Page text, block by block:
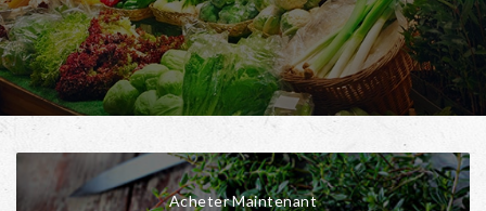
Acheter Maintenant